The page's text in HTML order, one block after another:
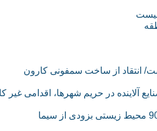
آلاینده در حریم شهرها، اقدامی غیر